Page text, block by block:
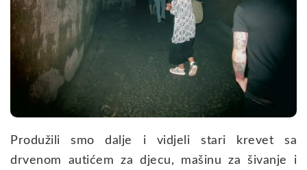
Produžili smo dalje i vidjeli stari krevet sa
drvenom autićem za djecu, mašinu za šivanje i